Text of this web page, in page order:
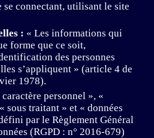
se connectant, utilisant le site
: « Les informations qui
forme que ce soit,
des personnes
s’appliquent » (article 4 de
1978).
personnel », «
sous traitant » et « données
par le Règlement Général
(RGPD : n° 2016-679)